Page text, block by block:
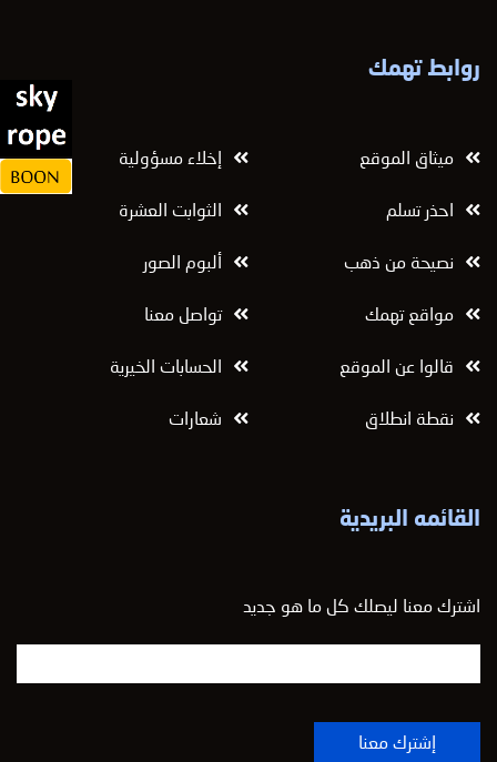
روابط تهمك
ميثاق الموقع إخلاء مسؤولية
احذر تسلم الثوابت العشرة
نصيحة من ذهب ألبوم الصور
مواقع تهمك تواصل معنا
قالوا عن الموقع الحسابات الخيرية
نقطة انطلاق شعارات
القائمه البريدية
اشترك معنا ليصلك كل ما هو جديد